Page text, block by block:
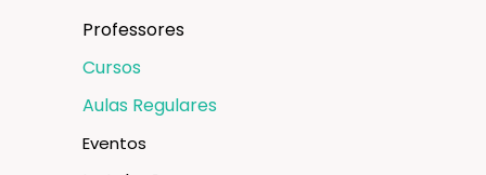
Professores
Cursos
Aulas Regulares
Eventos